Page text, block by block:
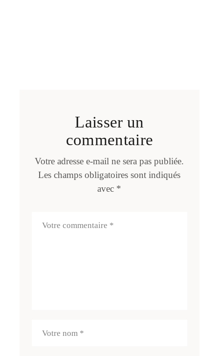
Laisser un
commentaire
Votre adresse e-mail ne sera pas publiée.
Les champs obligatoires sont indiqués
avec *